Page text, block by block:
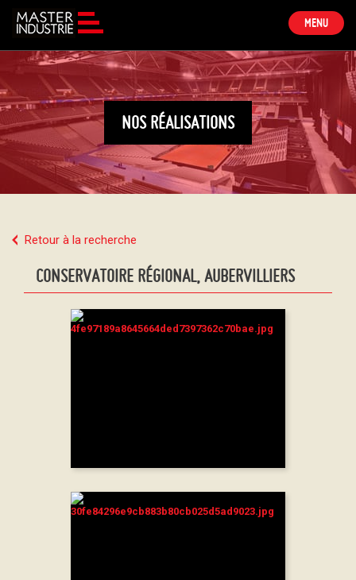
TOGGLE
MENU
NOS RÉALISATIONS
Retour à la recherche
CONSERVATOIRE RÉGIONAL, AUBERVILLIERS